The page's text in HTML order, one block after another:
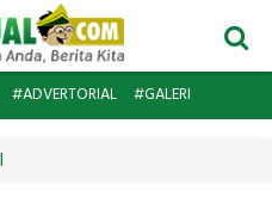
#ADVERTORIAL #GALERI